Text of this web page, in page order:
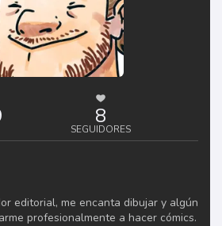
8
SEGUIDORES
editorial, me encanta dibujar y algún
profesionalmente a hacer cómics.